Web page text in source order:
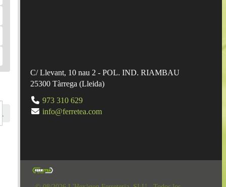
C/ Llevant, 10 nau 2 - POL. IND. RIAMBAU
25300 Tàrrega (Lleida)
973 310 629
info@ferretea.com